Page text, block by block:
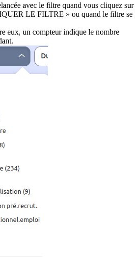
avec le filtre quand vous cliquez sur
LE FILTRE » ou quand le filtre se
eux, un compteur indique le nombre